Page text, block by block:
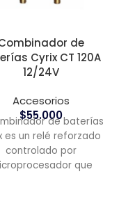
de
Cyrix CT 120A
12/24V
Accesorios
$55.000de baterías
es un relé reforzado
controlado por
que